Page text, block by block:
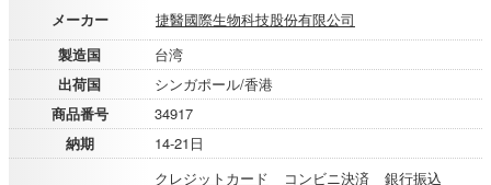
メーカー
捷醫國際生物科技股份有限公司
製造国
台湾
出荷国
シンガポール/香港
商品番号
34917
納期
14-21日
クレジットカード コンビニ決済
銀行振込